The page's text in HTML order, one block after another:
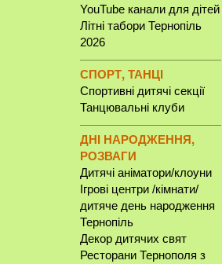
YouTube канали для дітей
Літні табори Тернопіль
2026
СПОРТ, ТАНЦІ
Спортивні дитячі секції
Танцювальні клуби
ДНІ НАРОДЖЕННЯ,
РОЗВАГИ
Дитячі аніматори/клоуни
Ігрові центри /кімнати/
дитяче день народження
Тернопіль
Декор дитячих свят
Ресторани Тернополя з